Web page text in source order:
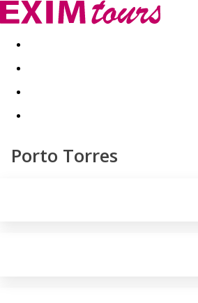
Akční nabídky Last minute
Porto Torres